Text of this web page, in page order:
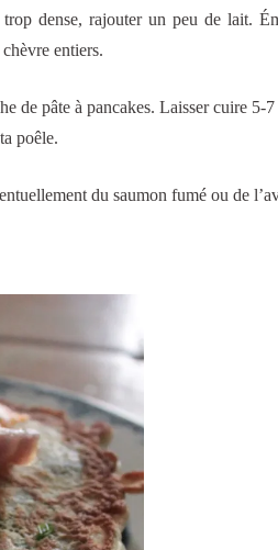
dense, rajouter un peu de lait.
entiers.
de pâte à pancakes. Laisser cuire 5-
poêle.
du saumon fumé ou de